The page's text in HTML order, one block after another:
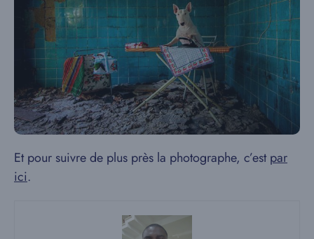
Et pour suivre de plus près la photographe, c’estpar
ici.